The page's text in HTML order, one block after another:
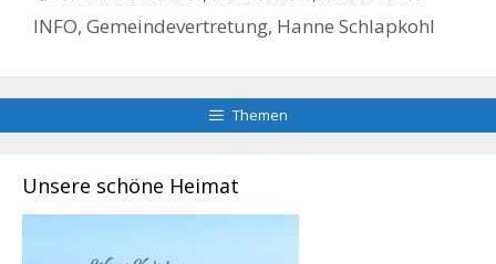
INFO, Gemeindevertretung, Hanne Schlapkohl
Themen
Unsere schöne Heimat